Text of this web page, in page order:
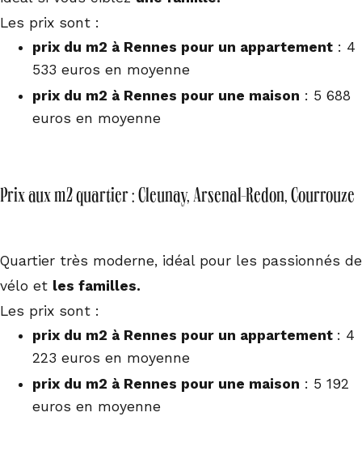
Les prix sont :
prix du m2 à Rennes pour un appartement : 4
533 euros en moyenne
prix du m2 à Rennes pour une maison : 5 688
euros en moyenne
Prix aux m2 quartier : Cleunay, Arsenal-Redon, Courrouze
Quartier très moderne, idéal pour les passionnés de
vélo et les familles.
Les prix sont :
prix du m2 à Rennes pour un appartement : 4
223 euros en moyenne
prix du m2 à Rennes pour une maison : 5 192
euros en moyenne